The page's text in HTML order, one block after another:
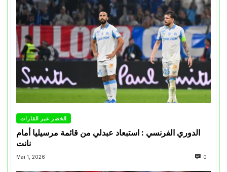
الخضر عبر القارات
الدوري الفرنسي : استبعاد عبدلي من قائمة مرسيليا أمام
نانت
Mai 1, 2026 0